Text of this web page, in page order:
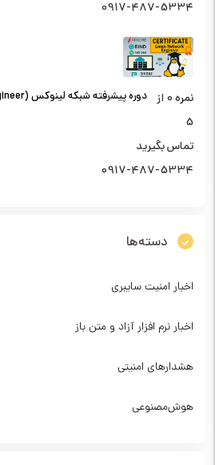
0917-487-5334
دوره پیشرفته شبکه لینوکس (Linux Network Engineer) نمره0 از
5
تماس بگیرید
0917-487-5334
دسته‌ها
اخبار امنیت سایبری
اخبار نرم افزار آزاد و متن باز
هشدارهای امنیتی
هوش‌مصنوعی